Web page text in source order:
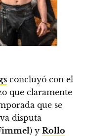
concluyó con el
que claramente
que se
disputa
) y Rollo